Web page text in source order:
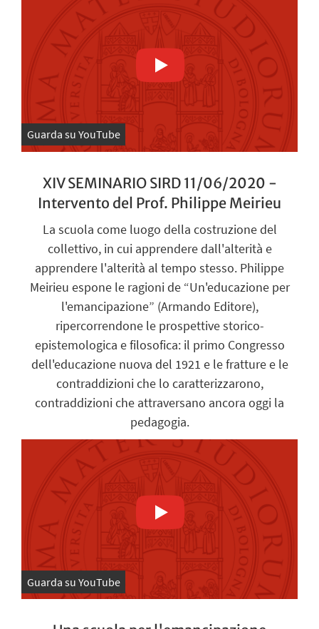
Guarda su YouTube
XIV SEMINARIO SIRD 11/06/2020 -
Intervento del Prof. Philippe Meirieu
La scuola come luogo della costruzione del
collettivo, in cui apprendere dall'alterità e
apprendere l'alterità al tempo stesso. Philippe
Meirieu espone le ragioni de “Un'educazione per
l'emancipazione” (Armando Editore),
ripercorrendone le prospettive storico-
epistemologica e filosofica: il primo Congresso
dell'educazione nuova del 1921 e le fratture e le
contraddizioni che lo caratterizzarono,
contraddizioni che attraversano ancora oggi la
pedagogia.
Guarda su YouTube